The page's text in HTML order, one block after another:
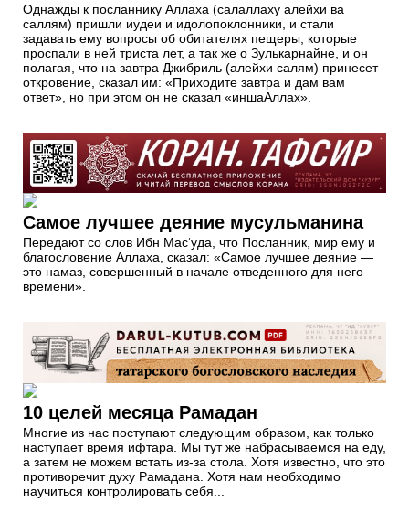
Однажды к посланнику Аллаха (салаллаху алейхи ва
саллям) пришли иудеи и идолопоклонники, и стали
задавать ему вопросы об обитателях пещеры, которые
проспали в ней триста лет, а так же о Зулькарнайне, и он
полагая, что на завтра Джибриль (алейхи салям) принесет
откровение, сказал им: «Приходите завтра и дам вам
ответ», но при этом он не сказал «иншаАллах».
Самое лучшее деяние мусульманина
Передают со слов Ибн Мас‘уда, что Посланник, мир ему и
благословение Аллаха, сказал: «Самое лучшее деяние —
это намаз, совершенный в начале отведенного для него
времени».
10 целей месяца Рамадан
Многие из нас поступают следующим образом, как только
наступает время ифтара. Мы тут же набрасываемся на еду,
а затем не можем встать из-за стола. Хотя известно, что это
противоречит духу Рамадана. Хотя нам необходимо
научиться контролировать себя...